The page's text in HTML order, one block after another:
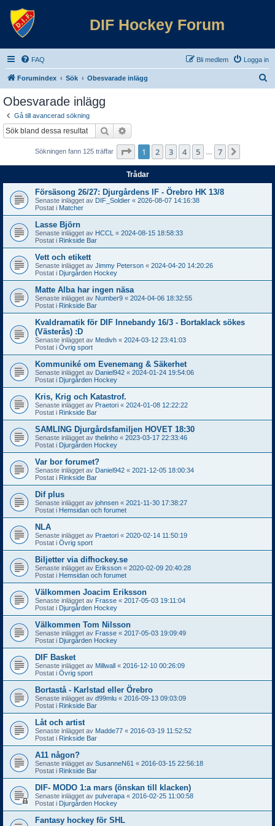
DIF Hockey Forum
FAQ Logga in
Bli medlem
Forumindex Sök Obesvarade inlägg
Obesvarade inlägg
Gå till avancerad sökning
Sök
Sökningen fann 125 träffar Sida av 7
1 2 3 4 5 7
Trådar
Försäsong 26/27: Djurgårdens IF - Örebro HK 13/8
Senaste inlägget av DIF_Soldier « 2026-08-07 14:16:38
Postat i Matcher
Lasse Björn
Senaste inlägget av HCCL « 2024-08-15 18:58:33
Postat i Rinkside Bar
Vett och etikett
Senaste inlägget av Jimmy Peterson « 2024-04-20 14:20:26
Postat i Djurgården Hockey
Matte Alba har ingen näsa
Senaste inlägget av Number9 « 2024-04-06 18:32:55
Postat i Rinkside Bar
Kvaldramatik för DIF Innebandy 16/3 - Bortaklack sökes
(Västerås) :D
Senaste inlägget av Medivh « 2024-03-12 23:41:03
Postat i Övrig sport
Kommuniké om Evenemang & Säkerhet
Senaste inlägget av Daniel942 « 2024-01-24 19:54:06
Postat i Djurgården Hockey
Kris, Krig och Katastrof.
Senaste inlägget av Praetori « 2024-01-08 12:22:22
Postat i Rinkside Bar
SAMLING Djurgårdsfamiljen HOVET 18:30
Senaste inlägget av thelinho « 2023-03-17 22:33:46
Postat i Djurgården Hockey
Var bor forumet?
Senaste inlägget av Daniel942 « 2021-12-05 18:00:34
Postat i Rinkside Bar
Dif plus
Senaste inlägget av johnsen « 2021-11-30 17:38:27
Postat i Hemsidan och forumet
NLA
Senaste inlägget av Praetori « 2020-02-14 11:50:19
Postat i Övrig sport
Biljetter via difhockey.se
Senaste inlägget av Eriksson « 2020-02-09 20:40:28
Postat i Hemsidan och forumet
Välkommen Joacim Eriksson
Senaste inlägget av Frasse « 2017-05-03 19:11:04
Postat i Djurgården Hockey
Välkommen Tom Nilsson
Senaste inlägget av Frasse « 2017-05-03 19:09:49
Postat i Djurgården Hockey
DIF Basket
Senaste inlägget av Millwall « 2016-12-10 00:26:09
Postat i Övrig sport
Bortastå - Karlstad eller Örebro
Senaste inlägget av d99mlu « 2016-09-13 09:03:09
Postat i Rinkside Bar
Låt och artist
Senaste inlägget av Madde77 « 2016-03-19 11:52:52
Postat i Rinkside Bar
A11 någon?
Senaste inlägget av SusanneN61 « 2016-03-15 22:56:18
Postat i Rinkside Bar
DIF- MODO 1:a mars (önskan till klacken)
Senaste inlägget av pulverapa « 2016-02-25 11:00:58
Postat i Djurgården Hockey
Fantasy hockey för SHL